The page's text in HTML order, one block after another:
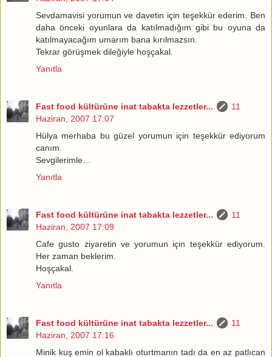
Sevdamavisi yorumun ve davetin için teşekkür ederim. Ben
daha önceki oyunlara da katılmadığım gibi bu oyuna da
katılmayacağım umarım bana kırılmazsın.
Tekrar görüşmek dileğiyle hoşçakal.
Yanıtla
Fast food kültürüne inat tabakta lezzetler...
11
Haziran, 2007 17:07
Hülya merhaba bu güzel yorumun için teşekkür ediyorum
canım.
Sevgilerimle…
Yanıtla
Fast food kültürüne inat tabakta lezzetler...
11
Haziran, 2007 17:09
Cafe gusto ziyaretin ve yorumun için teşekkür ediyorum.
Her zaman beklerim.
Hoşçakal.
Yanıtla
Fast food kültürüne inat tabakta lezzetler...
11
Haziran, 2007 17:16
Minik kuş emin ol kabaklı oturtmanın tadı da en az patlıcan